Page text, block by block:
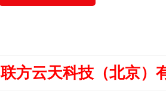
联方云天科技（北京）